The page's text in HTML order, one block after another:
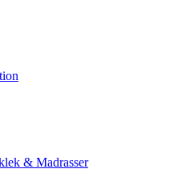
& Madrasser